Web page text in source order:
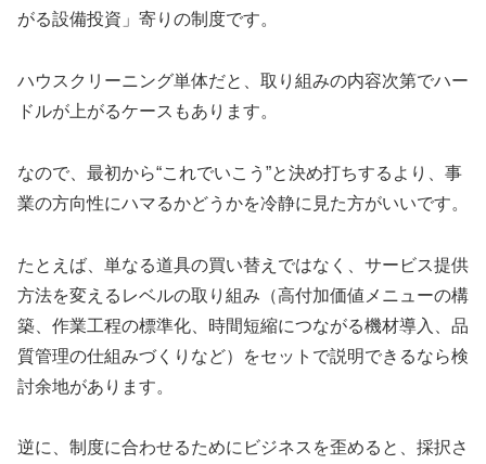
がる設備投資」寄りの制度です。
ハウスクリーニング単体だと、取り組みの内容次第でハー
ドルが上がるケースもあります。
なので、最初から“これでいこう”と決め打ちするより、事
業の方向性にハマるかどうかを冷静に見た方がいいです。
たとえば、単なる道具の買い替えではなく、サービス提供
方法を変えるレベルの取り組み（高付加価値メニューの構
築、作業工程の標準化、時間短縮につながる機材導入、品
質管理の仕組みづくりなど）をセットで説明できるなら検
討余地があります。
逆に、制度に合わせるためにビジネスを歪めると、採択さ